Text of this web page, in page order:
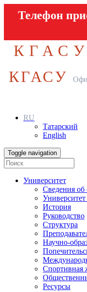
Телефон
КГАСУ
КГАСУ
RU
Татарский
English
Toggle navigation
Университет
Сведения об
Университет
История
Руководство
Структура
Научно-
Спортивная
Ресурсы